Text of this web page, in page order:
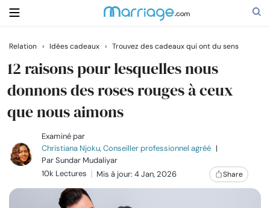
Rechercher
Se marier
Relations
Famille
Relation › Idées cadeaux › Trouvez des cadeaux qui ont du sens
12 raisons pour lesquelles nous
donnons des roses rouges à ceux
que nous aimons
Examiné par
Christiana Njoku, Conseiller professionnel agréé |
ParSundar Mudaliyar
10k Lectures
Mis à jour: 4 Jan, 2026 Share